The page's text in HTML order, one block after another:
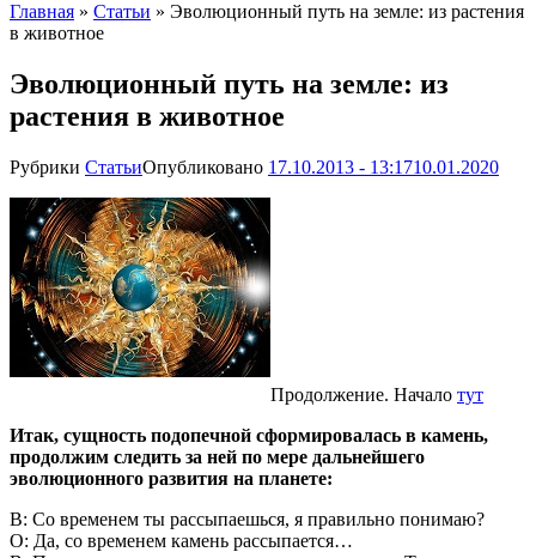
Главная » Статьи » Эволюционный путь на земле: из растения
в животное
Эволюционный путь на земле: из
растения в животное
Рубрики СтатьиОпубликовано 17.10.2013 - 13:1710.01.2020
Продолжение. Начало тут
Итак, сущность подопечной сформировалась в камень,
продолжим следить за ней по мере дальнейшего
эволюционного развития на планете:
В: Со временем ты рассыпаешься, я правильно понимаю?
О: Да, со временем камень рассыпается…